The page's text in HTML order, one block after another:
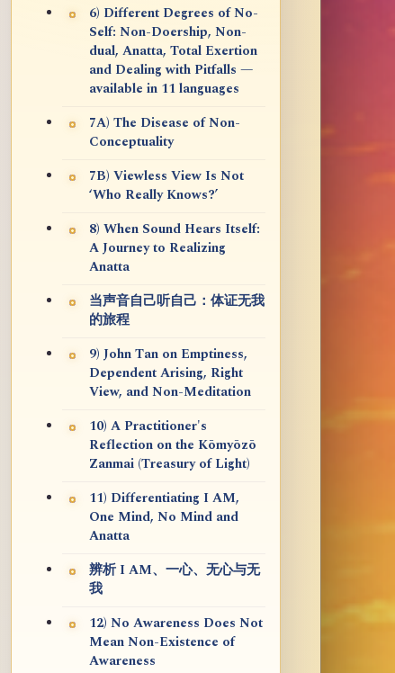
6) Different Degrees of No-
Self: Non-Doership, Non-
dual, Anatta, Total Exertion
and Dealing with Pitfalls —
available in 11 languages
7A) The Disease of Non-
Conceptuality
7B) Viewless View Is Not
‘Who Really Knows?’
8) When Sound Hears Itself:
A Journey to Realizing
Anatta
当声音自己听自己：体证无我
的旅程
9) John Tan on Emptiness,
Dependent Arising, Right
View, and Non-Meditation
10) A Practitioner's
Reflection on the Kōmyōzō
Zanmai (Treasury of Light)
11) Differentiating I AM,
One Mind, No Mind and
Anatta
辨析 I AM、一心、无心与无
我
12) No Awareness Does Not
Mean Non-Existence of
Awareness